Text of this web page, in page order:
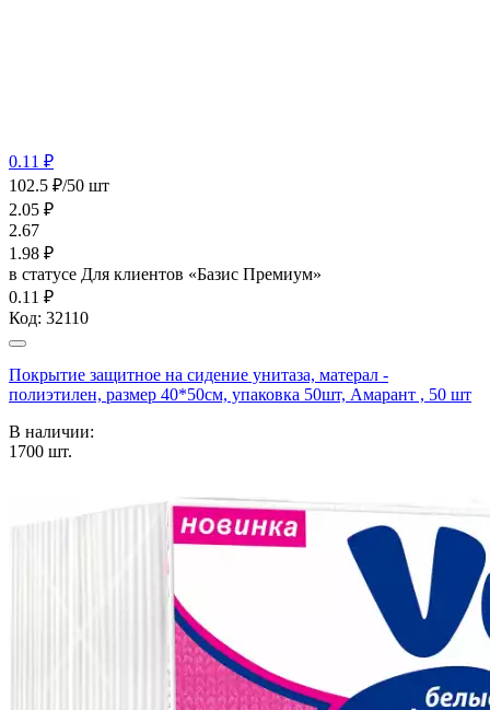
0.11 ₽
102.5 ₽/50 шт
2.05 ₽
2.67
1.98 ₽
в статусе Для клиентов «Базис Премиум»
0.11 ₽
Код: 32110
Покрытие защитное на сидение унитаза, матерал -
полиэтилен, размер 40*50см, упаковка 50шт, Амарант , 50 шт
В наличии:
1700 шт.